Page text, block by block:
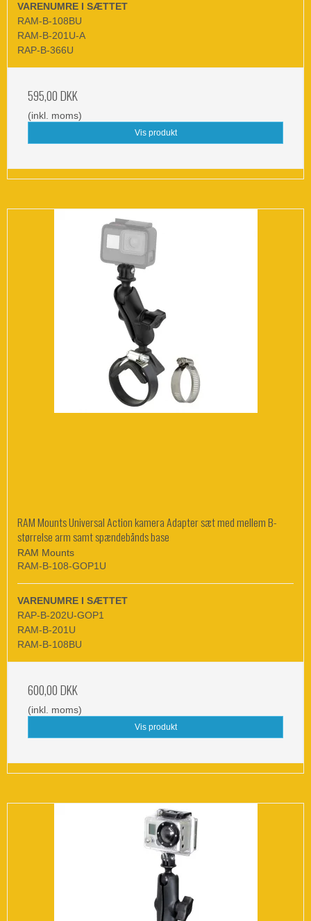
VARENUMRE I SÆTTET
RAM-B-108BU
RAM-B-201U-A
RAP-B-366U
595,00 DKK
(inkl. moms)
Vis produkt
RAM Mounts Universal Action kamera Adapter sæt med mellem B-
størrelse arm samt spændebånds base
RAM Mounts
RAM-B-108-GOP1U
VARENUMRE I SÆTTET
RAP-B-202U-GOP1
RAM-B-201U
RAM-B-108BU
600,00 DKK
(inkl. moms)
Vis produkt